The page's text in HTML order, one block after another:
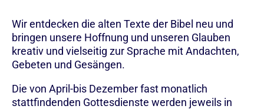
Wir entdecken die alten Texte der Bibel neu und
bringen unsere Hoffnung und unseren Glauben
kreativ und vielseitig zur Sprache mit Andachten,
Gebeten und Gesängen.
Die von April-bis Dezember fast monatlich
stattfindenden Gottesdienste werden jeweils in